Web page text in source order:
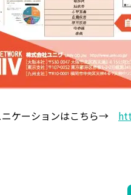
ニケーションはこちら→